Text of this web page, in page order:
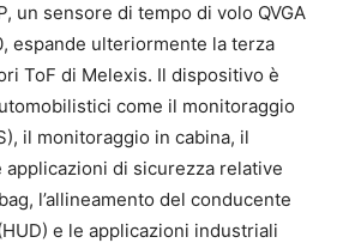
un sensore di tempo di volo QVGA
espande ulteriormente la terza
ToF di Melexis. Il dispositivo è
come il monitoraggio
il monitoraggio in cabina, il
di sicurezza relative
l’allineamento del conducente
e le applicazioni industriali